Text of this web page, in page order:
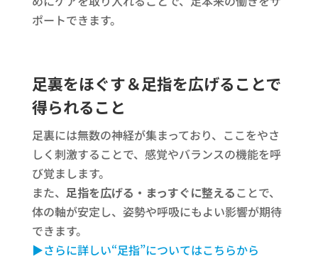
ポートできます。
足裏をほぐす＆足指を広げることで
得られること
足裏には無数の神経が集まっており、ここをやさ
しく刺激することで、感覚やバランスの機能を呼
び覚まします。
また、 足指を広げる・まっすぐに整えることで、
体の軸が安定し、姿勢や呼吸にもよい影響が期待
できます。
▶さらに詳しい“足指”についてはこちらから